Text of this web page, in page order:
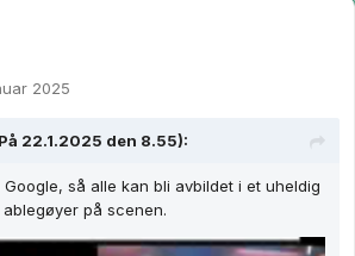
2025
22.1.2025 den 8.55):
så alle kan bli avbildet i et uheldig
på scenen.